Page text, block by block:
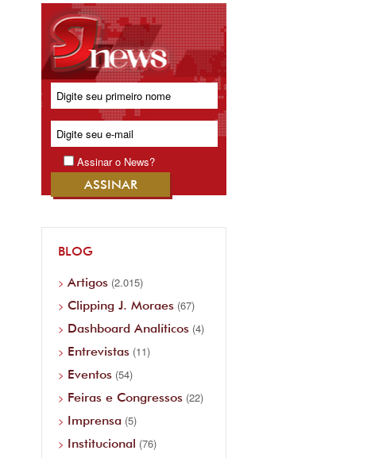
Assinar o News?
BLOG
Artigos (2.015)
Clipping J. Moraes (67)
Dashboard Analíticos (4)
Entrevistas (11)
Eventos (54)
Feiras e Congressos (22)
Imprensa (5)
Institucional (76)